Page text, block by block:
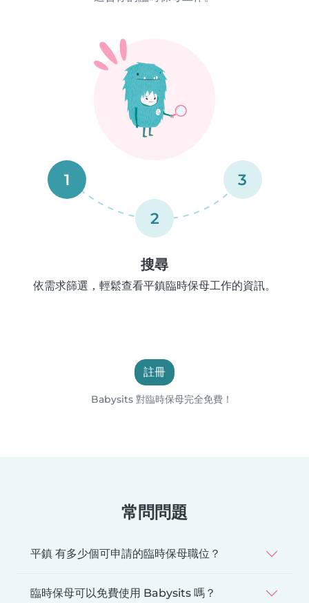
1
2
3
搜尋
依需求篩選，輕鬆查看平鎮臨時保母工作的資訊。
註冊
Babysits 對臨時保母完全免費！
常問問題
平鎮 有多少個可申請的臨時保母職位？
臨時保母可以免費使用 Babysits 嗎？